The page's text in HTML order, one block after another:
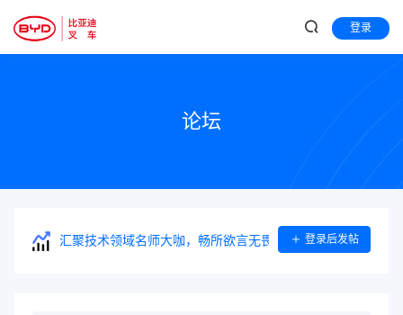
登录
论坛
汇聚技术领域名师大咖，畅所欲言无畏无惧。登录后发帖